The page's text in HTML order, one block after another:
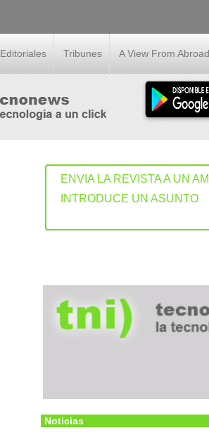
Editoriales Tribunes A View From Abroad
ENVIA LA REVISTA A UN
INTRODUCE UN ASUNTO
Noticias